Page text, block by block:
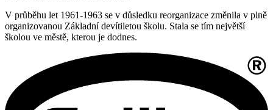
V průběhu let 1961-1963 se v důsledku reorganizace změnila v plně
organizovanou Základní devítiletou školu. Stala se tím největší
školou ve městě, kterou je dodnes.